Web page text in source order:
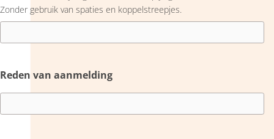
Zonder gebruik van spaties en koppelstreepjes.
Reden van aanmelding